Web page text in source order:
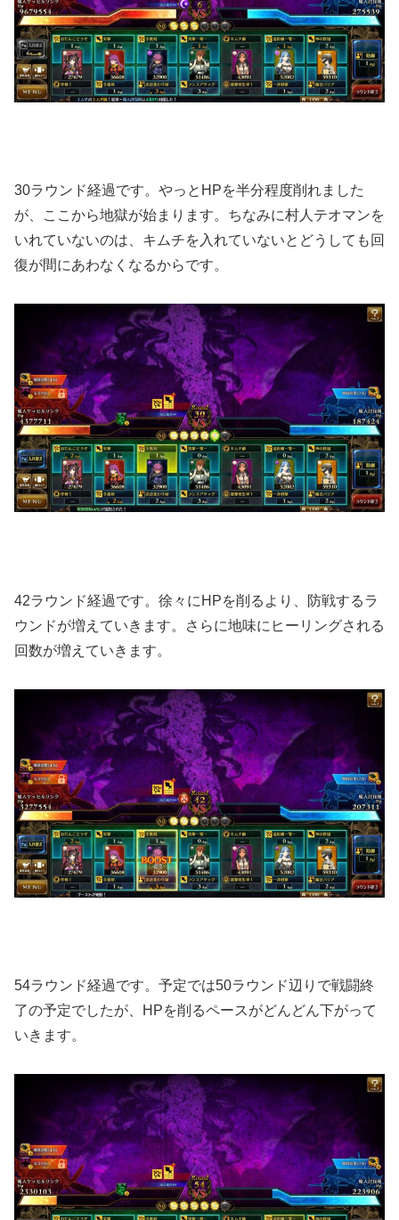
30ラウンド経過です。やっとHPを半分程度削れました
が、ここから地獄が始まります。ちなみに村人テオマンを
いれていないのは、キムチを入れていないとどうしても回
復が間にあわなくなるからです。
42ラウンド経過です。徐々にHPを削るより、防戦するラ
ウンドが増えていきます。さらに地味にヒーリングされる
回数が増えていきます。
54ラウンド経過です。予定では50ラウンド辺りで戦闘終
了の予定でしたが、HPを削るペースがどんどん下がって
いきます。